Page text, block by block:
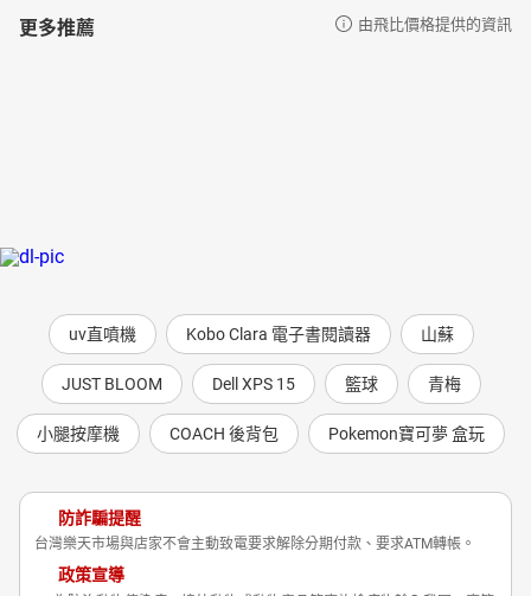
更多推薦 由飛比價格提供的資訊
uv直噴機 Kobo Clara 電子書閱讀器 山蘇
JUST BLOOM Dell XPS 15 籃球 青梅
小腿按摩機 COACH 後背包 Pokemon寶可夢 盒玩
防詐騙提醒
台灣樂天市場與店家不會主動致電要求解除分期付款、要求ATM轉帳。
政策宣導